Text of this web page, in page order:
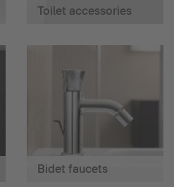
Toilet accessories
Bidet faucets